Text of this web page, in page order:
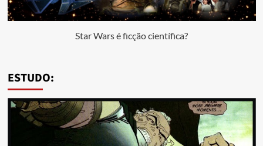
Star Wars é ficção científica?
ESTUDO: